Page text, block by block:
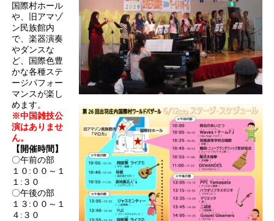
国際村ホール
や、旧アマゾ
ン民族館内
で、楽器演奏
やダンスな
ど、国際色豊
かな各種ステ
ージパフォー
マンスが楽し
めます。
※中国雑技公
演はありませ
ん。
【開催時間】
〇午前の部
１０:００～１
１:３０
〇午後の部
１３:００～１
４:３０